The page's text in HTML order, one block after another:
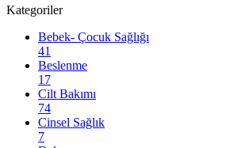
Kategoriler
Bebek- Çocuk Sağlığı
41
Beslenme
17
Cilt Bakımı
74
Cinsel Sağlık
7